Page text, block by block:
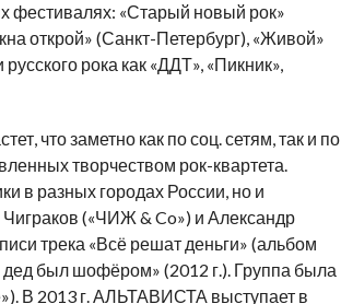
«Старый новый рок»
открой» (Санкт-Петербург), «Живой»
рока как «ДДТ», «Пикник»,
что заметно как по соц. сетям, так и по
творчеством рок-квартета.
в разных городах России, но и
Чиграков («ЧИЖ & Co») и Александр
трека «Всё решат деньги» (альбом
дед был шофёром» (2012 г.). Группа была
В 2013 г. АЛЬТАВИСТА выступает в